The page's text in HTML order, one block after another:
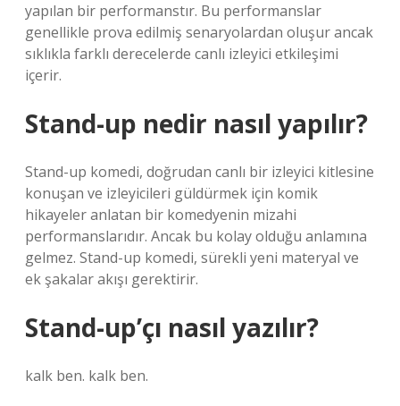
yapılan bir performanstır. Bu performanslar
genellikle prova edilmiş senaryolardan oluşur ancak
sıklıkla farklı derecelerde canlı izleyici etkileşimi
içerir.
Stand-up nedir nasıl yapılır?
Stand-up komedi, doğrudan canlı bir izleyici kitlesine
konuşan ve izleyicileri güldürmek için komik
hikayeler anlatan bir komedyenin mizahi
performanslarıdır. Ancak bu kolay olduğu anlamına
gelmez. Stand-up komedi, sürekli yeni materyal ve
ek şakalar akışı gerektirir.
Stand-up’çı nasıl yazılır?
kalk ben. kalk ben.